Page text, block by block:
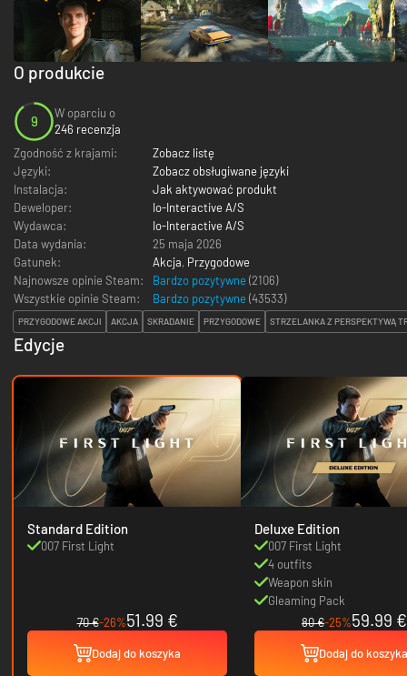
O produkcie
9
W oparciu o
246 recenzja
Zgodność z krajami:
Zobacz listę
Języki:
Zobacz obsługiwane języki
Instalacja:
Jak aktywować produkt
Deweloper:
Io-Interactive A/S
Wydawca:
Io-Interactive A/S
Data wydania:
25 maja 2026
Gatunek:
Akcja, Przygodowe
Najnowsze opinie Steam:
Bardzo pozytywne (2106)
Wszystkie opinie Steam:
Bardzo pozytywne (43533)
PRZYGODOWE AKCJI AKCJA SKRADANIE PRZYGODOWE STRZELANKA Z PERSPEKTYWĄ
Edycje
Standard Edition
007 First Light
70 €-26%51.99 €
Dodaj do koszyka
Deluxe Edition
007 First Light
4 outfits
Weapon skin
Gleaming Pack
80 €-25%59.99 €
Dodaj do koszyka